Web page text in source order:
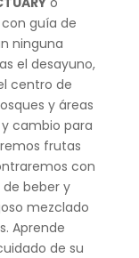
guía de
ninguna
el desayuno,
centro de
y áreas
cambio para
frutas
con
beber y
mezclado
Aprende
de su